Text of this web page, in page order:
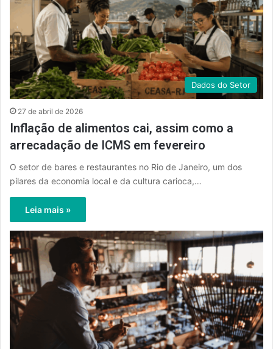
Dados do Setor
27 de abril de 2026
Inflação de alimentos cai, assim como a
arrecadação de ICMS em fevereiro
O setor de bares e restaurantes no Rio de Janeiro, um dos
pilares da economia local e da cultura carioca,…
Leia mais »